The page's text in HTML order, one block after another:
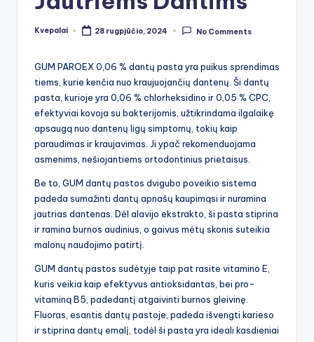
Posted
Kvepalai 28 rugpjūčio, 2024 No Comments
GUM PAROEX 0,06 % dantų pasta yra puikus sprendimas
tiems, kurie kenčia nuo kraujuojančių dantenų. Ši dantų
pasta, kurioje yra 0,06 % chlorheksidino ir 0,05 % CPC,
efektyviai kovoja su bakterijomis, užtikrindama ilgalaikę
apsaugą nuo dantenų ligų simptomų, tokių kaip
paraudimas ir kraujavimas. Ji ypač rekomenduojama
asmenims, nešiojantiems ortodontinius prietaisus.
Be to, GUM dantų pastos dvigubo poveikio sistema
padeda sumažinti dantų apnašų kaupimąsi ir nuramina
jautrias dantenas. Dėl alavijo ekstrakto, ši pasta stiprina
ir ramina burnos audinius, o gaivus mėtų skonis suteikia
malonų naudojimo patirtį.
GUM dantų pastos sudėtyje taip pat rasite vitamino E,
kuris veikia kaip efektyvus antioksidantas, bei pro-
vitaminą B5, padedantį atgaivinti burnos gleivinę.
Fluoras, esantis dantų pastoje, padeda išvengti karieso
ir stiprina dantų emalį, todėl ši pasta yra ideali kasdieniai